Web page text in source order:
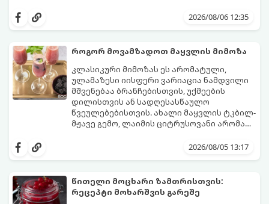
სალათებთან ერთად ან ტახინის (სესამის)
მდგომარეობს, რომ გამოიყენება
შეწვისას ფორმა იდეალურად შეინარჩუნოს
და არ დაიშალოს.
მომზადების დრო: 20 წუთი (დამატებით
მუხუდოს ჩალბობის დრო: 12-24 საათი)
შეწვის დრო: 10–15 წუთი ულუფა: 20–24 ცალი
ბურთულა (4–6 პორცია)
2026/08/06 12:35
როგორ მოვამზადოთ მაყვლის მიმოზა
კლასიკური მიმოზას ეს არომატული,
ულამაზესი იისფერი ვარიაცია ნამდვილი
მშვენებაა ბრანჩებისთვის, უქმეების
დილისთვის ან სადღესასწაულო
წვეულებებისთვის. ახალი მაყვლის ტკბილ-
მჟავე გემო, ლაიმის ციტრუსოვანი არომატი
საოცრად დახვეწილ და მაგრილებელ
და მის მომზადებას მინიმალური
პორცია
2026/08/05 13:17
წითელი მოცხარი ზამთრისთვის:
რეცეპტი მოხარშვის გარეშე